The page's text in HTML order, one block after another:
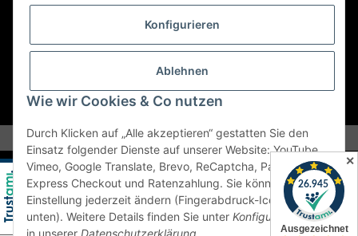
Konfigurieren
Ablehnen
Wie wir Cookies & Co nutzen
Durch Klicken auf „Alle akzeptieren“ gestatten Sie den
Einsatz folgender Dienste auf unserer Website: YouTube,
Vimeo, Google Translate, Brevo, ReCaptcha, PayPal
Express Checkout und Ratenzahlung. Sie können die
Einstellung jederzeit ändern (Fingerabdruck-Icon links
unten). Weitere Details finden Sie unter Konfigurierenund
in unserer Datenschutzerklärung
Vertrag widerrufen
* Alle Preise inkl. gesetzlicher USt., zzgl.Versand
✕